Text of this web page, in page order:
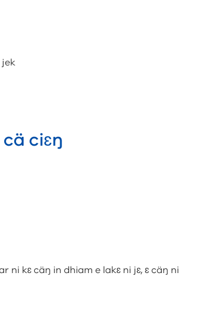
jek
ciɛŋ
ni kɛ cäŋ in dhiam e lakɛ ni jɛ, ɛ cäŋ ni